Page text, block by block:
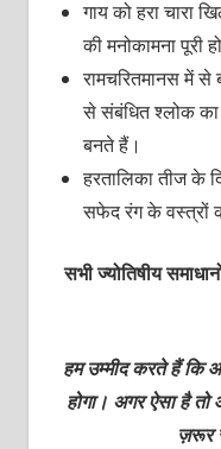
गाय को हरा चारा
की मनोकामना पूरी
रामचरितमानस में से
से संबंधित श्‍लोक का
बनते हैं।
हर‍तालिका तीज के
सफेद रंग के वस्‍त्रों
सभी ज्योतिषीय
हम उम्मीद करते हैं कि
होगा। अगर ऐसा है
ज़रूर